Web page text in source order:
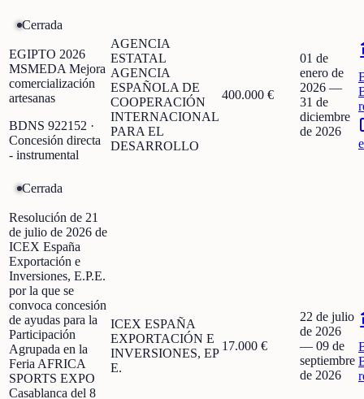
Cerrada
EGIPTO 2026
MSMEDA Mejora
comercialización
artesanas
BDNS 922152 ·
Concesión directa
- instrumental
AGENCIA
ESTATAL
AGENCIA
ESPAÑOLA DE
COOPERACIÓN
INTERNACIONAL
PARA EL
DESARROLLO
400.000 €
01 de
enero de
2026 —
31 de
diciembre
de 2026
Cerrada
Resolución de 21
de julio de 2026 de
ICEX España
Exportación e
Inversiones, E.P.E.
por la que se
convoca concesión
de ayudas para la
Participación
Agrupada en la
Feria AFRICA
SPORTS EXPO
Casablanca del 8
ICEX ESPAÑA
EXPORTACIÓN E
INVERSIONES, EP
E.
17.000 €
22 de julio
de 2026
— 09 de
septiembre
de 2026